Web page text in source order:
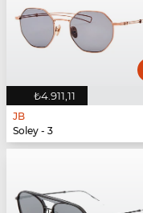
₺4.911,11
JB
Soley - 3